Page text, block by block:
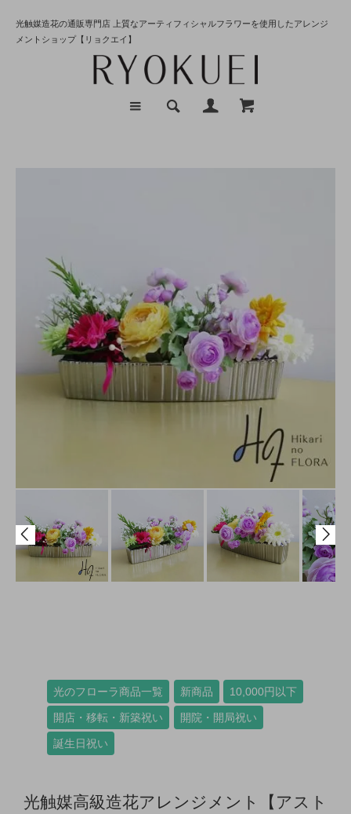
光触媒造花の通販専門店 上質なアーティフィシャルフラワーを使用したアレンジ
メントショップ【リョクエイ】
光のフローラ商品一覧 新商品 10,000円以下
開店・移転・新築祝い 開院・開局祝い
誕生日祝い
光触媒高級造花アレンジメント【アスト